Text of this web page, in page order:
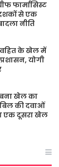
फार्मासिस्ट
से एक
नीति
के खेल में
योगी
खेल का
बिल की दवाओं
एक दूसरा खेल